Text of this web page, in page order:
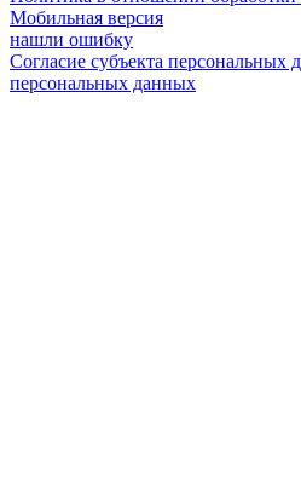
Мобильная версия
нашли ошибку
Согласие субъекта персональных
персональных данных